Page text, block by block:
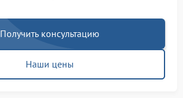
Получить консультацию
Наши цены